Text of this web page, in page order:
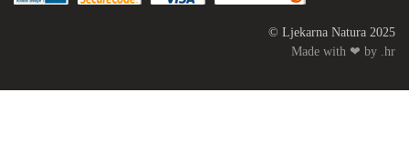
© Ljekarna Natura 2025
Made with ❤ by .hr